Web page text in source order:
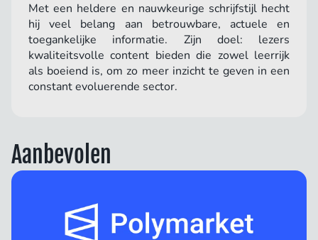
Met een heldere en nauwkeurige schrijfstijl hecht
hij veel belang aan betrouwbare, actuele en
toegankelijke informatie. Zijn doel: lezers
kwaliteitsvolle content bieden die zowel leerrijk
als boeiend is, om zo meer inzicht te geven in een
constant evoluerende sector.
Aanbevolen